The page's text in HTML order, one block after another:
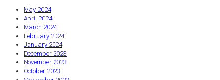
May 2024
April 2024
March 2024
February 2024
January 2024
December 2023
November 2023
October 2023